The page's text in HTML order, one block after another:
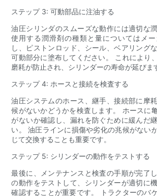
ステップ 3: 可動部品に注油する
油圧シリンダのスムーズな動作には適切な
使用する潤滑剤の種類と量についてはメ
し、ピストンロッド、シール、ベアリング
可動部分に塗布してください。 これにより
磨耗が防止され、シリンダーの寿命が延びま
ステップ 4: ホースと接続を検査する
油圧システムのホース、継手、接続部に摩
候がないかどうかを検査します。 ホースに
がないか確認し、漏れを防ぐために緩んだ
い。 油圧ラインに損傷や劣化の兆候がない
じて交換することも重要です。
ステップ 5: シリンダーの動作をテストする
最後に、メンテナンスと検査の手順が完了
の動作をテストして、シリンダーが適切に
確認することが重要です。 トラクターのバ